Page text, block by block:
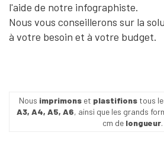
l'aide de notre infographiste.
Nous vous conseillerons sur la
à votre besoin et à votre budget.
Nous imprimonset plastifionstous
A3, A4, A5, A6, ainsi que les grands
cm de longueur.